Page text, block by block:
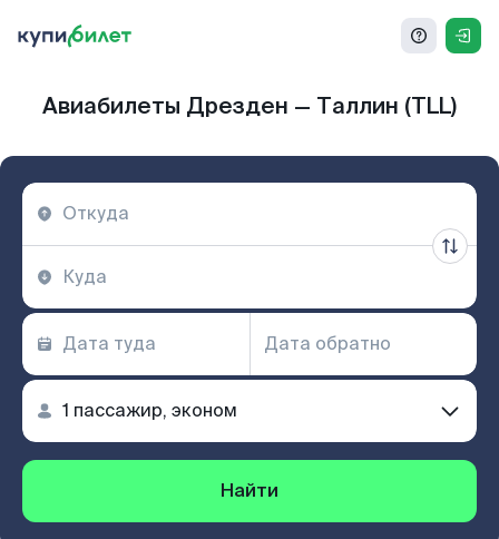
Авиабилеты Дрезден — Таллин (TLL)
Найти